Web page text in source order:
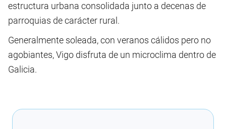
estructura urbana consolidada junto a decenas de
parroquias de carácter rural.
Generalmente soleada, con veranos cálidos pero no
agobiantes, Vigo disfruta de un microclima dentro de
Galicia.